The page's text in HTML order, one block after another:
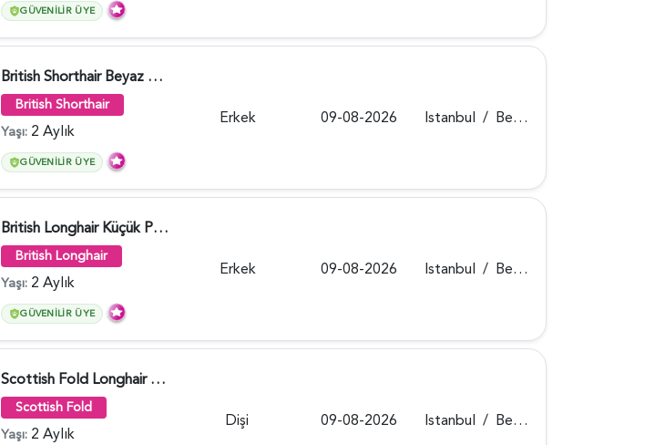
GÜVENILIR ÜYE
British Shorthair Beyaz Pamuksu Yavrumuz - 6419
British Shorthair
Yaşı: 2 Aylık
GÜVENILIR ÜYE
Erkek 09-08-2026 Istanbul / Beykoz
British Longhair Küçük Prens Yuva Arıyor - 6480
British Longhair
Yaşı: 2 Aylık
GÜVENILIR ÜYE
Erkek 09-08-2026 Istanbul / Beykoz
Scottish Fold Longhair Lilac Bi Color 2 Aylık - 5908
Scottish Fold
Yaşı: 2 Aylık
Dişi 09-08-2026 Istanbul / Beykoz